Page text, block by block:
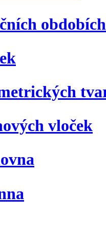
obdobích
vloček